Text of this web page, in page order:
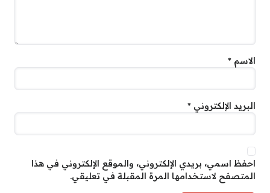
الاسم *
البريد الإلكتروني *
احفظ اسمي، بريدي الإلكتروني، والموقع الإلكتروني في هذا
المتصفح لاستخدامها المرة المقبلة في تعليقي.